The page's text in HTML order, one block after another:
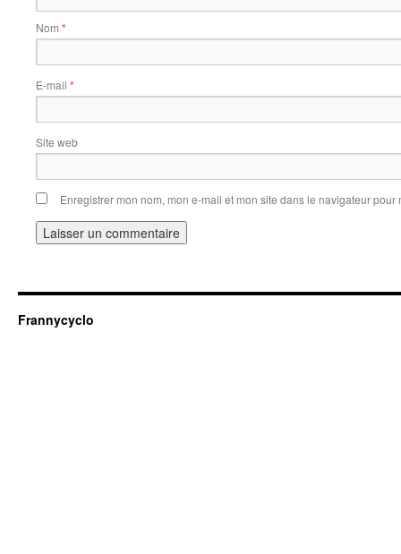
Nom *
E-mail *
Site web
Enregistrer mon nom, mon e-mail et mon site dans le navigateur
Frannycyclo